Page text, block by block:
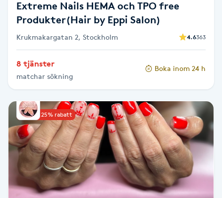
Hälsprickor
IPL hårborttagning
IR-massage
J
Japansk massage
K
Extreme Nails HEMA och TPO free
Produkter(Hair by Eppi Salon)
Krukmakargatan 2, Stockholm 4.6363
8 tjänster
matchar sökning
Boka inom 24 h
Upp till 25% rabatt